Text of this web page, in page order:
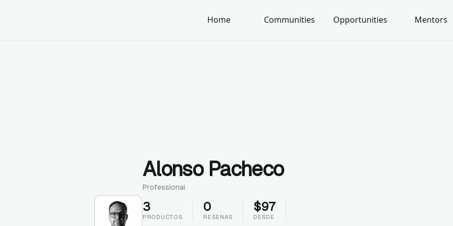
Home Communities Opportunities Mentors
Alonso Pacheco
Professional
3
PRODUCTOS
0
RESENAS
$97
DESDE